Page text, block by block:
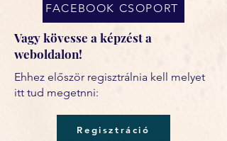
FACEBOOK CSOPORT
Vagy kövesse a képzést a
weboldalon!
Ehhez először regisztrálnia kell melyet
itt tud megetnni:
Regisztráció